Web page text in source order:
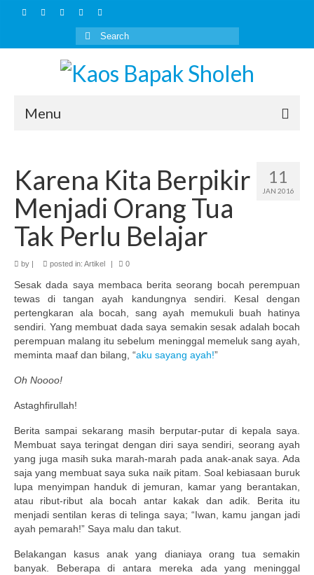
Search
for:
Menu
Artikel
Kaos Islami
HOW TO BUY
Layanan Lain
Outbound Keluarga Muslim
Publikasi Dakwah Gratis
Kajian Gratis di Jogja
FAQ
Contact
About
11
JAN 2016
Karena Kita Berpikir
Menjadi Orang Tua
Tak Perlu Belajar
by | posted in: Artikel | 0
Sesak dada saya membaca berita seorang bocah perempuan
tewas di tangan ayah kandungnya sendiri. Kesal dengan
pertengkaran ala bocah, sang ayah memukuli buah hatinya
sendiri. Yang membuat dada saya semakin sesak adalah bocah
perempuan malang itu sebelum meninggal memeluk sang ayah,
meminta maaf dan bilang, “aku sayang ayah!”
Oh Noooo!
Astaghfirullah!
Berita sampai sekarang masih berputar-putar di kepala saya.
Membuat saya teringat dengan diri saya sendiri, seorang ayah
yang juga masih suka marah-marah pada anak-anak saya. Ada
saja yang membuat saya suka naik pitam. Soal kebiasaan buruk
lupa menyimpan handuk di jemuran, kamar yang berantakan,
atau ribut-ribut ala bocah antar kakak dan adik. Berita itu
menjadi sentilan keras di telinga saya; “Iwan, kamu jangan jadi
ayah pemarah!” Saya malu dan takut.
Belakangan kasus anak yang dianiaya orang tua semakin
banyak. Beberapa di antara mereka ada yang meninggal